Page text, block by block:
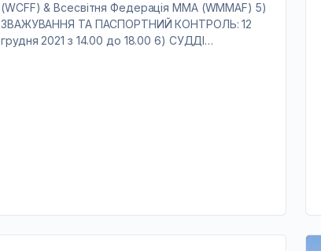
(WCFF) & Всесвітня Федерація ММА (WMMAF) 5)
ЗВАЖУВАННЯ ТА ПАСПОРТНИЙ КОНТРОЛЬ: 12
грудня 2021 з 14.00 до 18.00 6) СУДДІ…